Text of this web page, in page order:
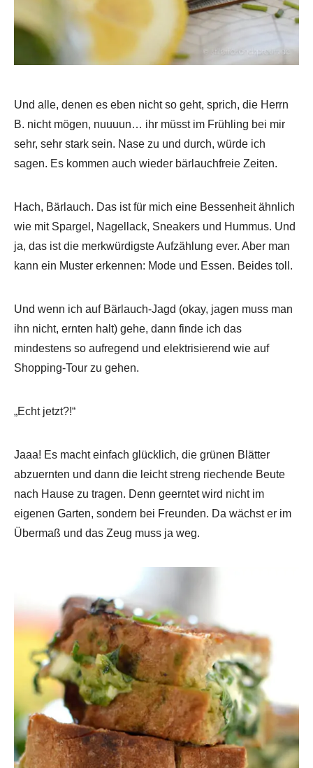
Und alle, denen es eben nicht so geht, sprich, die Herrn
B. nicht mögen, nuuuun… ihr müsst im Frühling bei mir
sehr, sehr stark sein. Nase zu und durch, würde ich
sagen. Es kommen auch wieder bärlauchfreie Zeiten.
Hach, Bärlauch. Das ist für mich eine Bessenheit ähnlich
wie mit Spargel, Nagellack, Sneakers und Hummus. Und
ja, das ist die merkwürdigste Aufzählung ever. Aber man
kann ein Muster erkennen: Mode und Essen. Beides toll.
Und wenn ich auf Bärlauch-Jagd (okay, jagen muss man
ihn nicht, ernten halt) gehe, dann finde ich das
mindestens so aufregend und elektrisierend wie auf
Shopping-Tour zu gehen.
„Echt jetzt?!“
Jaaa! Es macht einfach glücklich, die grünen Blätter
abzuernten und dann die leicht streng riechende Beute
nach Hause zu tragen. Denn geerntet wird nicht im
eigenen Garten, sondern bei Freunden. Da wächst er im
Übermaß und das Zeug muss ja weg.